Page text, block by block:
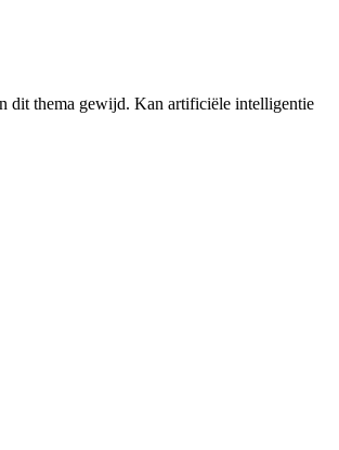
dit thema gewijd. Kan artificiële intelligentie